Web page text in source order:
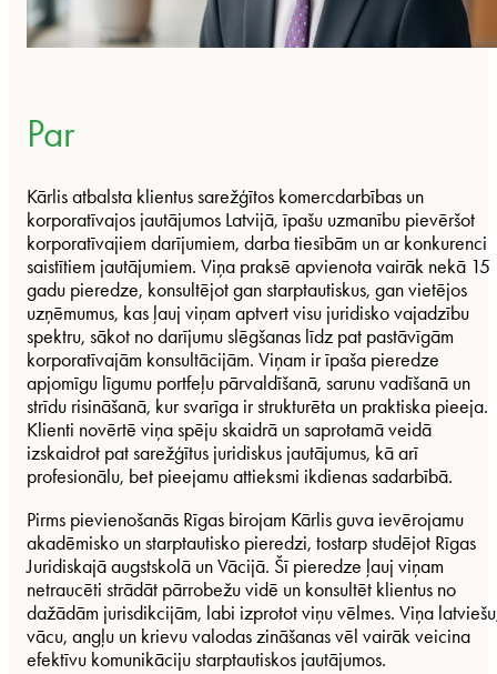
Par
Kārlis atbalsta klientus sarežģītos komercdarbības un
korporatīvajos jautājumos Latvijā, īpašu uzmanību pievēršot
korporatīvajiem darījumiem, darba tiesībām un ar konkurenci
saistītiem jautājumiem. Viņa praksē apvienota vairāk nekā 15
gadu pieredze, konsultējot gan starptautiskus, gan vietējos
uzņēmumus, kas ļauj viņam aptvert visu juridisko vajadzību
spektru, sākot no darījumu slēgšanas līdz pat pastāvīgām
korporatīvajām konsultācijām. Viņam ir īpaša pieredze
apjomīgu līgumu portfeļu pārvaldīšanā, sarunu vadīšanā un
strīdu risināšanā, kur svarīga ir strukturēta un praktiska pieeja.
Klienti novērtē viņa spēju skaidrā un saprotamā veidā
izskaidrot pat sarežģītus juridiskus jautājumus, kā arī
profesionālu, bet pieejamu attieksmi ikdienas sadarbībā.
Pirms pievienošanās Rīgas birojam Kārlis guva ievērojamu
akadēmisko un starptautisko pieredzi, tostarp studējot Rīgas
Juridiskajā augstskolā un Vācijā. Šī pieredze ļauj viņam
netraucēti strādāt pārrobežu vidē un konsultēt klientus no
dažādām jurisdikcijām, labi izprotot viņu vēlmes. Viņa
vācu, angļu un krievu valodas zināšanas vēl vairāk veicina
efektīvu komunikāciju starptautiskos jautājumos.